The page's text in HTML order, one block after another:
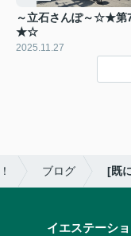
～立石さんぽ～☆★第
★☆
2025.11.27
ブログ [既
イエステーシ